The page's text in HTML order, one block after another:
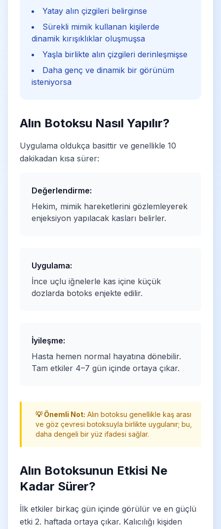
Yatay alın çizgileri belirginse
Sürekli mimik kullanan kişilerde
dinamik kırışıklıklar oluşmuşsa
Yaşla birlikte alın çizgileri derinleşmişse
Daha genç ve dinamik bir görünüm
isteniyorsa
Alın Botoksu Nasıl Yapılır?
Uygulama oldukça basittir ve genellikle 10
dakikadan kısa sürer:
Değerlendirme:
Hekim, mimik hareketlerini gözlemleyerek
enjeksiyon yapılacak kasları belirler.
Uygulama:
İnce uçlu iğnelerle kas içine küçük
dozlarda botoks enjekte edilir.
İyileşme:
Hasta hemen normal hayatına dönebilir.
Tam etkiler 4–7 gün içinde ortaya çıkar.
💡 Önemli Not: Alın botoksu genellikle kaş arası
ve göz çevresi botoksuyla birlikte uygulanır; bu,
daha dengeli bir yüz ifadesi sağlar.
Alın Botoksunun Etkisi Ne
Kadar Sürer?
İlk etkiler birkaç gün içinde görülür ve en güçlü
etki 2. haftada ortaya çıkar. Kalıcılığı kişiden